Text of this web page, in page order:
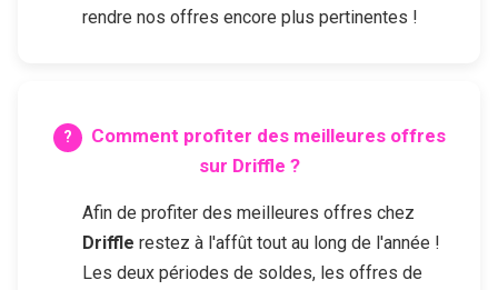
rendre nos offres encore plus pertinentes !
Comment profiter des meilleures offres
sur Driffle ?
Afin de profiter des meilleures offres chez
Driffle restez à l'affût tout au long de l'année !
Les deux périodes de soldes, les offres de